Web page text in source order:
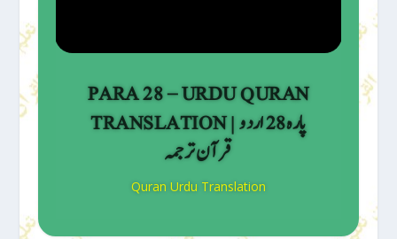
PARA 28 – URDU QURAN
TRANSLATION | پارہ 28 اردو
قرآن ترجمہ
Quran Urdu Translation